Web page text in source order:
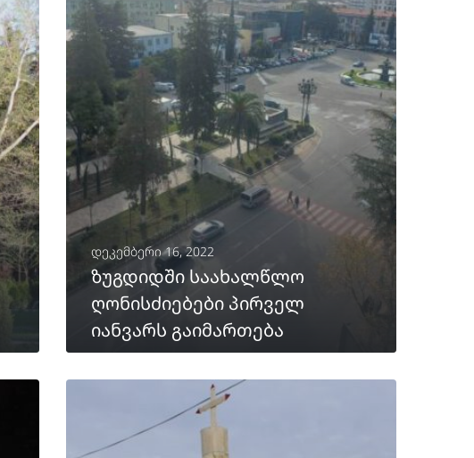
დეკემბერი 16, 2022
ზუგდიდში საახალწლო
ღონისძიებები პირველ
იანვარს გაიმართება
ᲒᲐᲒᲠᲫᲔᲚᲔᲑᲐ